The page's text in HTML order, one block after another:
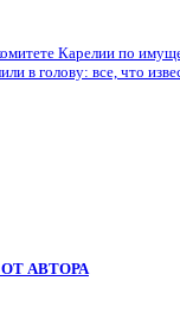
Карелии по
в голову: все, что
АВТОРА